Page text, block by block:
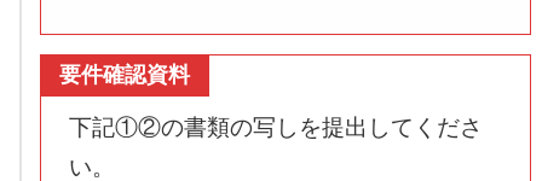
要件確認資料
下記①②の書類の写しを提出してくださ
い。